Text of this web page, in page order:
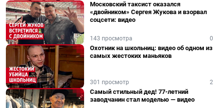
Московский таксист оказался
«двойником» Сергея Жукова и взорвал
соцсети: видео
143 просмотра 0
Охотник на школьниц: видео об одном из
самых жестоких маньяков
301 просмотр 2
Самый стильный дед! 77-летний
заводчанин стал моделью — видео